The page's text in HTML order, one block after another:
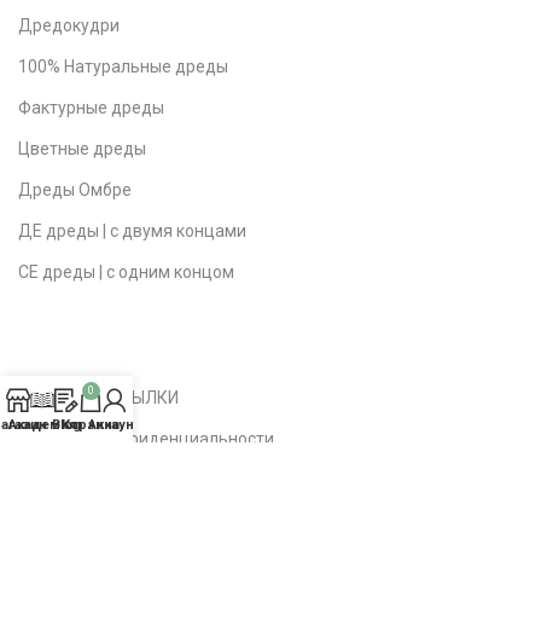
Дредокудри
100% Натуральные дреды
Фактурные дреды
Цветные дреды
Дреды Омбре
ДЕ дреды | с двумя концами
СЕ дреды | с одним концом
ПОЛЕЗНЫЕ ССЫЛКИ
Политика конфиденциальности
Академия
Blog
0
Корзина
Аккаунт